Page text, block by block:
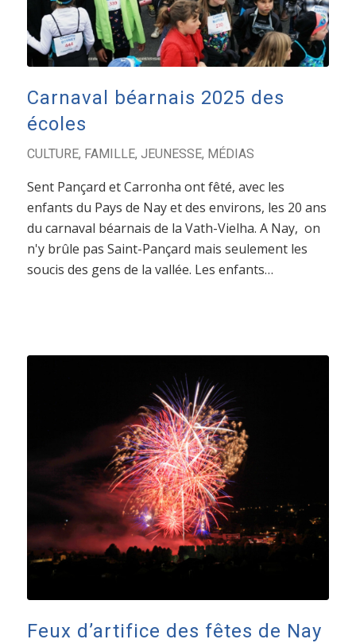
Carnaval béarnais 2025 des
écoles
CULTURE, FAMILLE, JEUNESSE, MÉDIAS
Sent Pançard et Carronha ont fêté, avec les
enfants du Pays de Nay et des environs, les 20 ans
du carnaval béarnais de la Vath-Vielha. A Nay, on
n'y brûle pas Saint-Pançard mais seulement les
soucis des gens de la vallée. Les enfants…
Feux d’artifice des fêtes de Nay